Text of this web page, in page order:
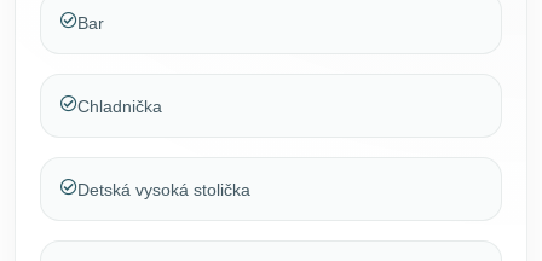
Bar
Chladnička
Detská vysoká stolička